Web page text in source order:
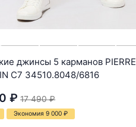
джинсы 5 карманов PIERRE
C7 34510.8048/6816
₽ 17 490 ₽
Экономия 9 000₽